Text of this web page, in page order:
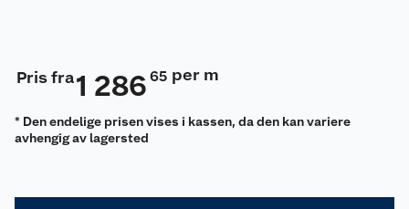
Pris fra1 286 65 per m
* Den endelige prisen vises i kassen, da den kan variere
avhengig av lagersted